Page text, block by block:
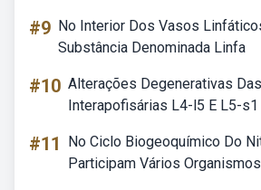
#9 No Interior Dos Vasos
Substância Denominada Linfa
#10 Alterações Degenerativas
Interapofisárias L4-l5 E L5-s1
#11
No Ciclo Biogeoquímico Do
Participam Vários